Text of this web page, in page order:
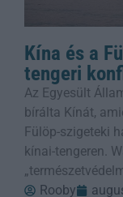
Kína és a
tengeri
Az Egyesült
bírálta Kínát,
Fülöp-szigeteki
kínai-tengeren.
Rooby